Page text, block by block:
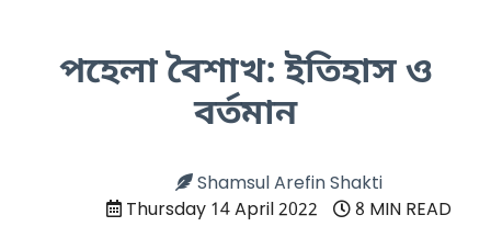
পহেলা বৈশাখ: ইতিহাস ও
বর্তমান
Shamsul Arefin Shakti
Thursday 14 April 2022
8 MIN READ